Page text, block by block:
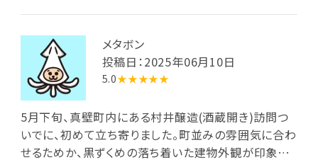
メタボン
投稿日：2025年06月10日
5.0★★★★★
5月下旬、真壁町内にある村井醸造(酒蔵開き)訪問つ
いでに、初めて立ち寄りました。町並みの雰囲気に合わ
せるためか、黒ずくめの落ち着いた建物外観が印象的